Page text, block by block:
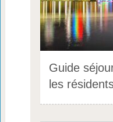
Guide
les